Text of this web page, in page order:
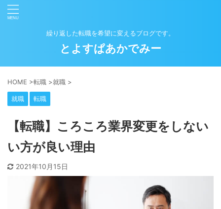
繰り返した転職を希望に変えるブログです。
とよすぱあかでみー
HOME >転職 >就職 >
就職 転職
【転職】ころころ業界変更をしない
い方が良い理由
2021年10月15日